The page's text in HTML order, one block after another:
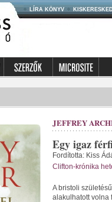
LÍRA KÖNYV
JEFFREY
Egy igaz
Fordította: Kiss
Clifton-krónika
A bristoli
alakulhatott volna